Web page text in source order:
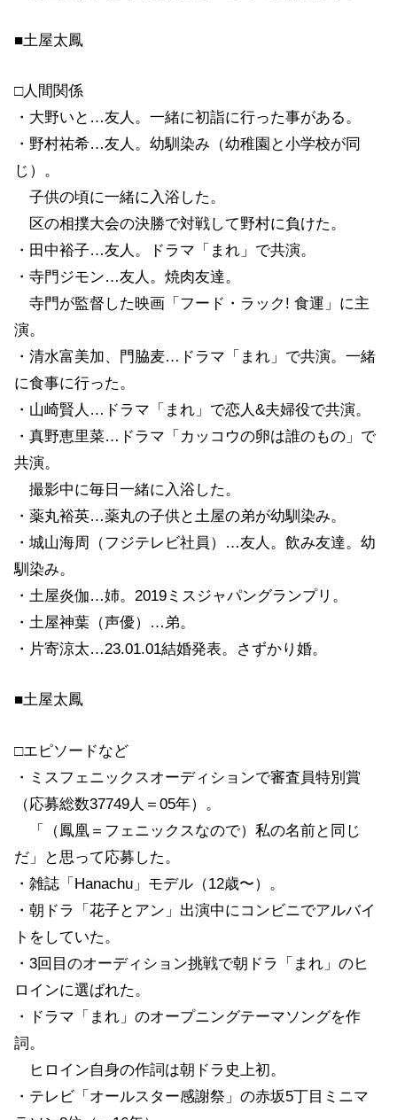
■土屋太鳳
□人間関係
・大野いと…友人。一緒に初詣に行った事がある。
・野村祐希…友人。幼馴染み（幼稚園と小学校が同
じ）。
子供の頃に一緒に入浴した。
区の相撲大会の決勝で対戦して野村に負けた。
・田中裕子…友人。ドラマ「まれ」で共演。
・寺門ジモン…友人。焼肉友達。
寺門が監督した映画「フード・ラック! 食運」に主
演。
・清水富美加、門脇麦…ドラマ「まれ」で共演。一緒
に食事に行った。
・山崎賢人…ドラマ「まれ」で恋人&夫婦役で共演。
・真野恵里菜…ドラマ「カッコウの卵は誰のもの」で
共演。
撮影中に毎日一緒に入浴した。
・薬丸裕英…薬丸の子供と土屋の弟が幼馴染み。
・城山海周（フジテレビ社員）…友人。飲み友達。幼
馴染み。
・土屋炎伽…姉。2019ミスジャパングランプリ。
・土屋神葉（声優）…弟。
・片寄涼太…23.01.01結婚発表。さずかり婚。
■土屋太鳳
□エピソードなど
・ミスフェニックスオーディションで審査員特別賞
（応募総数37749人＝05年）。
「（鳳凰＝フェニックスなので）私の名前と同じ
だ」と思って応募した。
・雑誌「Hanachu」モデル（12歳〜）。
・朝ドラ「花子とアン」出演中にコンビニでアルバイ
トをしていた。
・3回目のオーディション挑戦で朝ドラ「まれ」のヒ
ロインに選ばれた。
・ドラマ「まれ」のオープニングテーマソングを作
詞。
ヒロイン自身の作詞は朝ドラ史上初。
・テレビ「オールスター感謝祭」の赤坂5丁目ミニマ